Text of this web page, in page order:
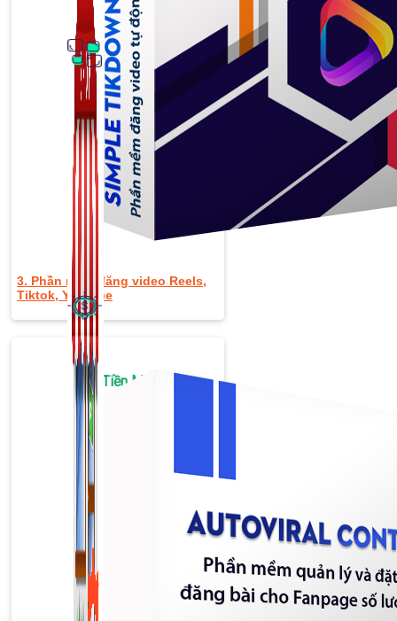
Thủ Thuật Facebook
536 bài viết
Kiếm Tiền MMO
1,422 bài viết
3. Phần mềm đăng video Reels,
Tiktok, Youtube